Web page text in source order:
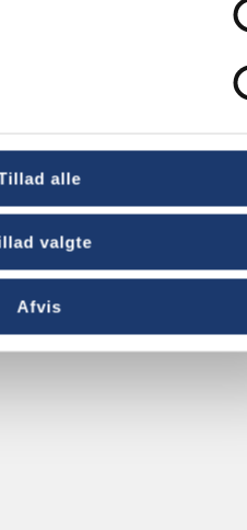
alle
valgte
Afvis